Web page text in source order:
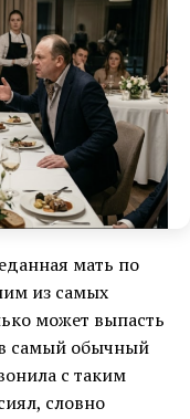
мать по
из самых
может выпасть
самый обычный
с таким
словно